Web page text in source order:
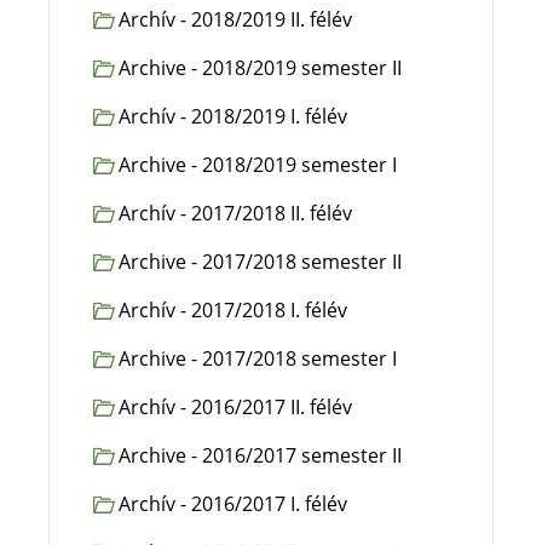
Archív - 2018/2019 II. félév
Archive - 2018/2019 semester II
Archív - 2018/2019 I. félév
Archive - 2018/2019 semester I
Archív - 2017/2018 II. félév
Archive - 2017/2018 semester II
Archív - 2017/2018 I. félév
Archive - 2017/2018 semester I
Archív - 2016/2017 II. félév
Archive - 2016/2017 semester II
Archív - 2016/2017 I. félév